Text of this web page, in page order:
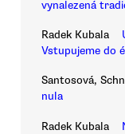
vynalezená
Radek Kubala
Vstupujeme do
Santosová,
nula
Radek Kubala